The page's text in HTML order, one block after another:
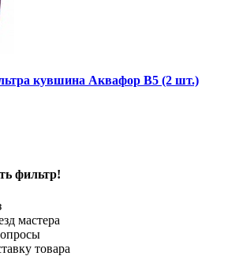
кувшина Аквафор В5 (2 шт.)
фильтр!
мастера
товара